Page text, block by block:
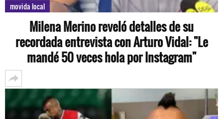
movida local
Milena Merino reveló detalles de su
recordada entrevista con Arturo Vidal: "Le
mandé 50 veces hola por Instagram"